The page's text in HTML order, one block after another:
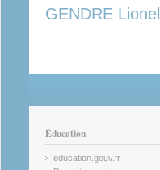
GENDRE Lionel
Éducation
education.gouv.fr